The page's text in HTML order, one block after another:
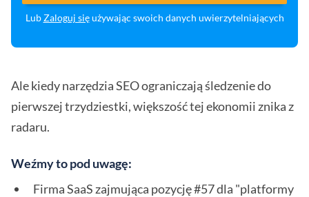
LubZaloguj sięużywając swoich danych uwierzytelniających
Ale kiedy narzędzia SEO ograniczają śledzenie do
pierwszej trzydziestki, większość tej ekonomii znika z
radaru.
Weźmy to pod uwagę:
Firma SaaS zajmująca pozycję #57 dla "platformy